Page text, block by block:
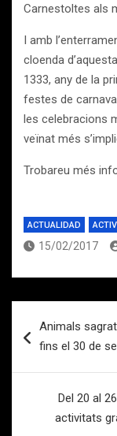
Carnestoltes als
I amb
cloenda
1333, any de la
festes de
les celebracions
veïnat més
Trobareu més
ACTUALIDAD
15/02/2017
de
Animals
fins el 30 de
Del 20 al
activitats